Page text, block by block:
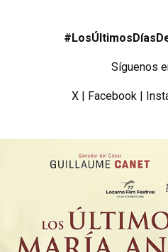
Síguenos
X| Facebook|